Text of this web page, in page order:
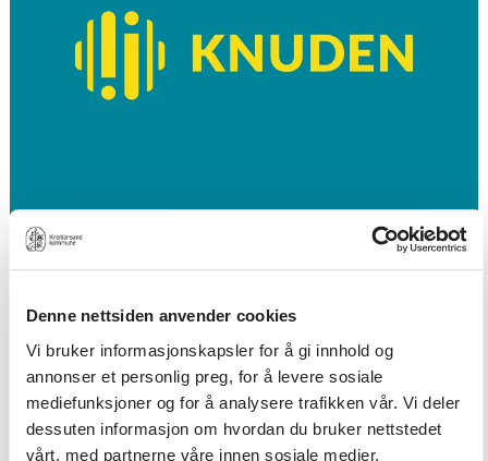
Denne nettsiden anvender cookies
Vi bruker informasjonskapsler for å gi innhold og
annonser et personlig preg, for å levere sosiale
mediefunksjoner og for å analysere trafikken vår. Vi deler
dessuten informasjon om hvordan du bruker nettstedet
vårt, med partnerne våre innen sosiale medier,